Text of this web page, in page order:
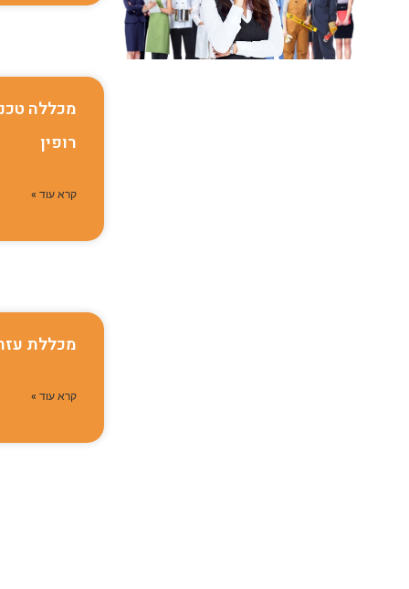
מכללה
רופין
קרא עוד »
מכללת
קרא עוד »